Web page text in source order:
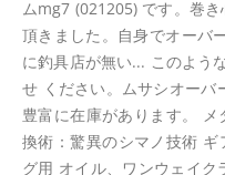
ムmg7 (021205) です。巻
頂きました。自身でオーバ
に釣具店が無い... このよう
せ ください。ムサシオーバ
豊富に在庫があります。
換術：驚異のシマノ技術
グ用 オイル、ワンウェイ